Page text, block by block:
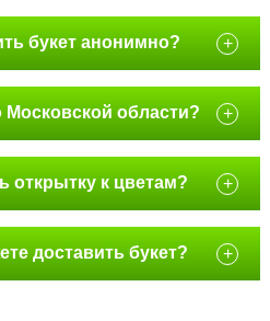
букет анонимно? +
Московской области? +
открытку к цветам? +
доставить букет? +